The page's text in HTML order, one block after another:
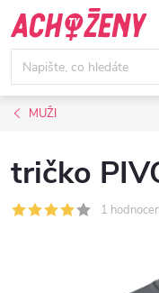
Přejít
na
obsah
MUŽI
tričko
1